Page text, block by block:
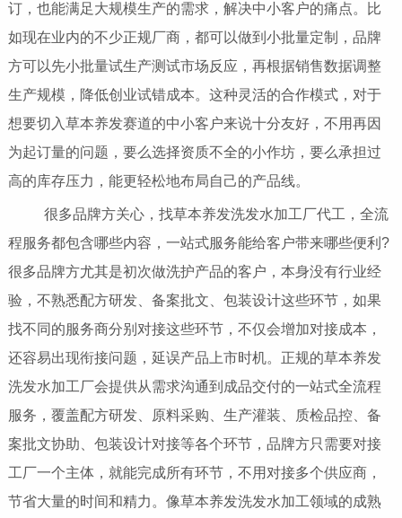
订，也能满足大规模生产的需求，解决中小客户的痛点。比
如现在业内的不少正规厂商，都可以做到小批量定制，品牌
方可以先小批量试生产测试市场反应，再根据销售数据调整
生产规模，降低创业试错成本。这种灵活的合作模式，对于
想要切入草本养发赛道的中小客户来说十分友好，不用再因
为起订量的问题，要么选择资质不全的小作坊，要么承担过
高的库存压力，能更轻松地布局自己的产品线。
很多品牌方关心，找草本养发洗发水加工厂代工，全流
程服务都包含哪些内容，一站式服务能给客户带来哪些便利?
很多品牌方尤其是初次做洗护产品的客户，本身没有行业经
验，不熟悉配方研发、备案批文、包装设计这些环节，如果
找不同的服务商分别对接这些环节，不仅会增加对接成本，
还容易出现衔接问题，延误产品上市时机。正规的草本养发
洗发水加工厂会提供从需求沟通到成品交付的一站式全流程
服务，覆盖配方研发、原料采购、生产灌装、质检品控、备
案批文协助、包装设计对接等各个环节，品牌方只需要对接
工厂一个主体，就能完成所有环节，不用对接多个供应商，
节省大量的时间和精力。像草本养发洗发水加工领域的成熟